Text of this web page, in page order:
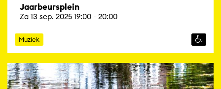
Jaarbeursplein
Za 13 sep. 2025 19:00 - 20:00
Muziek